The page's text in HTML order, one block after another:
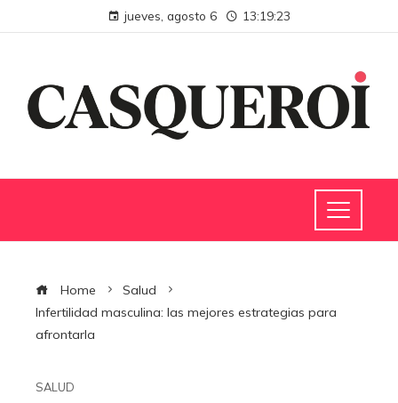
jueves, agosto 6 13:19:24
Home
Salud
Infertilidad masculina: las mejores estrategias para
afrontarla
SALUD